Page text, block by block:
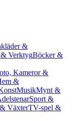
&
VerktygBöcker &
Kameror &
&
MusikMynt &
Sport &
VäxterTV-spel &